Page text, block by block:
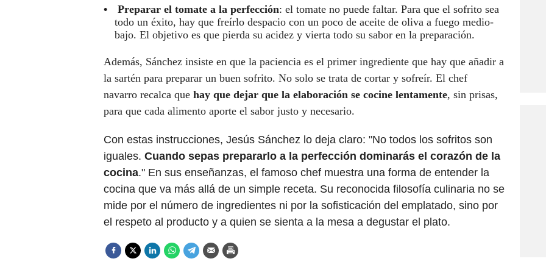
Preparar el tomate a la perfección: el tomate no puede faltar. Para que el sofrito sea
todo un éxito, hay que freírlo despacio con un poco de aceite de oliva a fuego medio-
bajo. El objetivo es que pierda su acidez y vierta todo su sabor en la preparación.
Además, Sánchez insiste en que la paciencia es el primer ingrediente que hay que añadir a
la sartén para preparar un buen sofrito. No solo se trata de cortar y sofreír. El chef
navarro recalca que hay que dejar que la elaboración se cocine lentamente, sin prisas,
para que cada alimento aporte el sabor justo y necesario.
Con estas instrucciones, Jesús Sánchez lo deja claro: "No todos los sofritos son
iguales. Cuando sepas prepararlo a la perfección dominarás el corazón de la
cocina." En sus enseñanzas, el famoso chef muestra una forma de entender la
cocina que va más allá de un simple receta. Su reconocida filosofía culinaria no se
mide por el número de ingredientes ni por la sofisticación del emplatado, sino por
el respeto al producto y a quien se sienta a la mesa a degustar el plato.